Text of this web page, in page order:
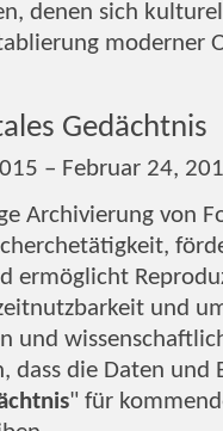
denen sich
moderner
Gedächtnis
– Februar 24,
Archivierung von
ermöglicht
und
und
dass die Daten und
" für